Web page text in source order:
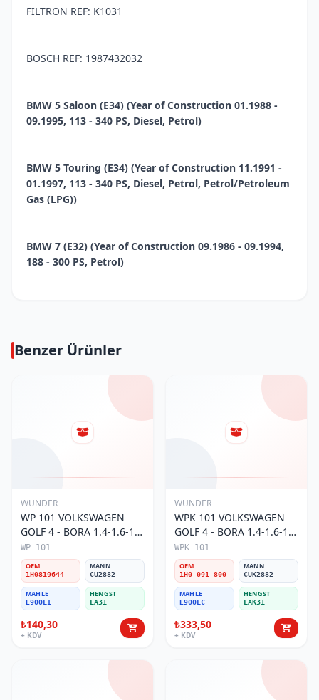
FILTRON REF: K1031
BOSCH REF: 1987432032
BMW 5 Saloon (E34) (Year of Construction 01.1988 -
09.1995, 113 - 340 PS, Diesel, Petrol)
BMW 5 Touring (E34) (Year of Construction 11.1991 -
01.1997, 113 - 340 PS, Diesel, Petrol, Petrol/Petroleum
Gas (LPG))
BMW 7 (E32) (Year of Construction 09.1986 - 09.1994,
188 - 300 PS, Petrol)
Benzer Ürünler
WUNDER
WP 101 VOLKSWAGEN
GOLF 4 - BORA 1.4-1.6-1.8
POLO III 1H0 819 644
Polen Filtresi
WP 101
OEM
1H0819644
MANN
CU2882
MAHLE
E900LI
HENGST
LA31
₺140,30
+ KDV
WUNDER
WPK 101 VOLKSWAGEN
GOLF 4 - BORA 1.4-1.6-1.8
POLO III KARBONLU 1H0
091 800 Polen Filtresi
WPK 101
OEM
1H0 091 800
MANN
CUK2882
MAHLE
E900LC
HENGST
LAK31
₺333,50
+ KDV